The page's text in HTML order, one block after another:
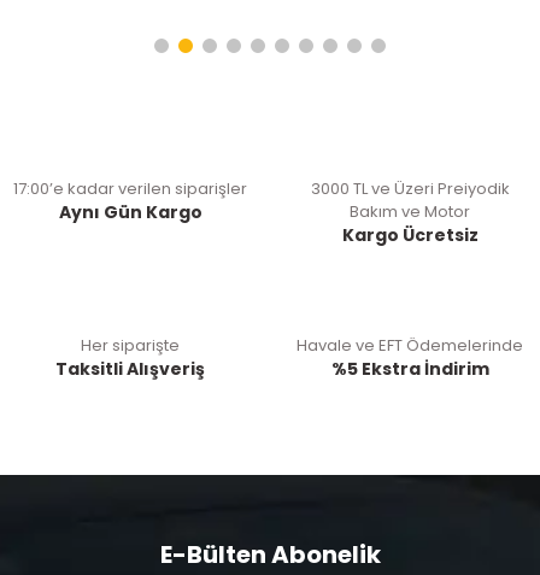
17:00’e kadar verilen siparişler
Aynı Gün Kargo
3000 TL ve Üzeri Preiyodik
Bakım ve Motor
Kargo Ücretsiz
Her siparişte
Taksitli Alışveriş
Havale ve EFT Ödemelerinde
%5 Ekstra İndirim
E-Bülten Abonelik